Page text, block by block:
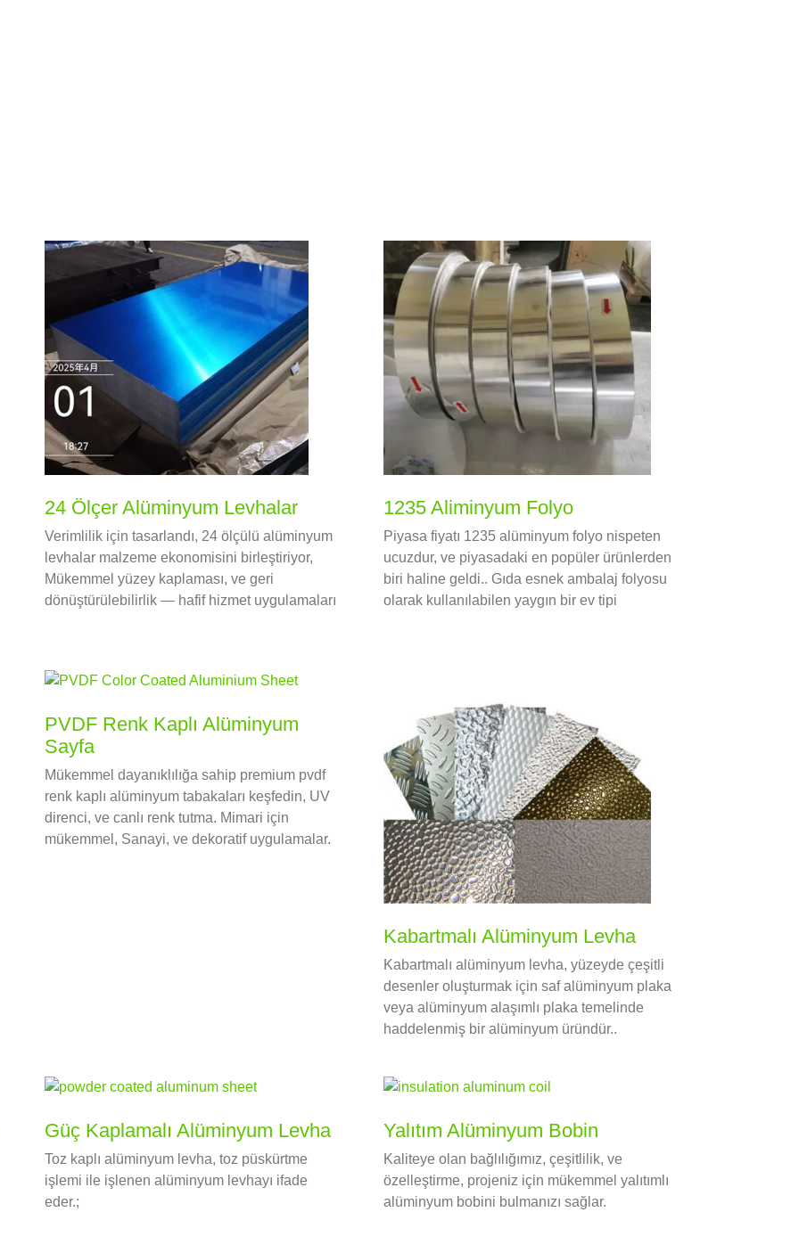
24 Ölçer Alüminyum Levhalar
Verimlilik için tasarlandı, 24 ölçülü alüminyum
levhalar malzeme ekonomisini birleştiriyor,
Mükemmel yüzey kaplaması, ve geri
dönüştürülebilirlik — hafif hizmet uygulamaları
1235 Aliminyum Folyo
Piyasa fiyatı 1235 alüminyum folyo nispeten
ucuzdur, ve piyasadaki en popüler ürünlerden
biri haline geldi.. Gıda esnek ambalaj folyosu
olarak kullanılabilen yaygın bir ev tipi
PVDF Renk Kaplı Alüminyum
Sayfa
Mükemmel dayanıklılığa sahip premium pvdf
renk kaplı alüminyum tabakaları keşfedin, UV
direnci, ve canlı renk tutma. Mimari için
mükemmel, Sanayi, ve dekoratif uygulamalar.
Kabartmalı Alüminyum Levha
Kabartmalı alüminyum levha, yüzeyde çeşitli
desenler oluşturmak için saf alüminyum plaka
veya alüminyum alaşımlı plaka temelinde
haddelenmiş bir alüminyum üründür..
Güç Kaplamalı Alüminyum Levha
Toz kaplı alüminyum levha, toz püskürtme
işlemi ile işlenen alüminyum levhayı ifade
eder.;
Yalıtım Alüminyum Bobin
Kaliteye olan bağlılığımız, çeşitlilik, ve
özelleştirme, projeniz için mükemmel yalıtımlı
alüminyum bobini bulmanızı sağlar.